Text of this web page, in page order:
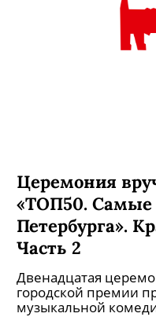
Церемония
«ТОП50.
Петербурга».
Часть 2
Двенадцатая
городской премии
музыкальной